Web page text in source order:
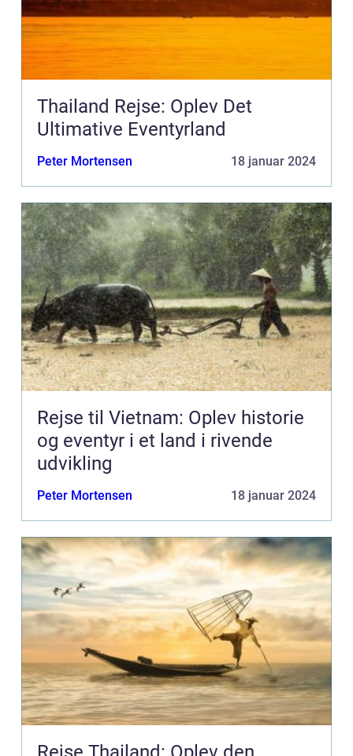
Thailand Rejse: Oplev Det
Ultimative Eventyrland
Peter Mortensen 18 januar 2024
Rejse til Vietnam: Oplev historie
og eventyr i et land i rivende
udvikling
Peter Mortensen 18 januar 2024